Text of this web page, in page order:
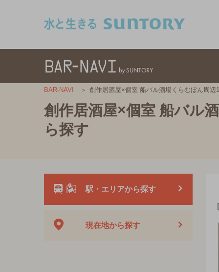
BAR-NAVI 創作居酒屋×個室 船バル酒場くらむぼん周辺
創作居酒屋×個室 船バル
ら探す
駅・エリアから探す
現在地から探す